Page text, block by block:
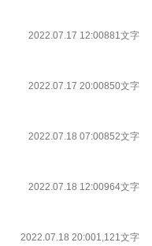
2022.07.17 12:00881文字
2022.07.17 20:00850文字
2022.07.18 07:00852文字
2022.07.18 12:00964文字
2022.07.18 20:001,121文字